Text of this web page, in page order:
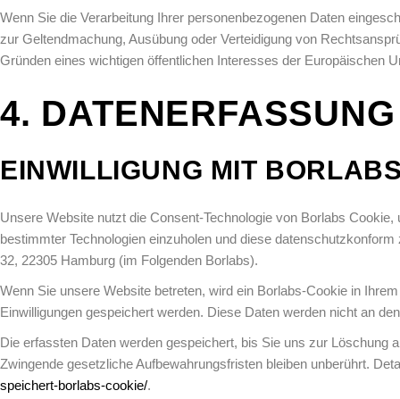
Wenn Sie die Verarbeitung Ihrer personenbezogenen Daten
zur Geltendmachung, Ausübung oder Verteidigung von
Gründen eines wichtigen öffentlichen Interesses der Europäischen
4.
EINWILLIGUNG MIT
Unsere Website nutzt die Consent-Technologie von Borlabs
bestimmter Technologien einzuholen und diese
32, 22305 Hamburg (im Folgenden Borlabs).
Wenn Sie unsere Website betreten, wird ein Borlabs-Cookie in
Einwilligungen gespeichert werden. Diese Daten werden nicht an
Die erfassten Daten werden gespeichert, bis Sie uns zur Löschung
Zwingende gesetzliche Aufbewahrungsfristen bleiben unberührt.
speichert-borlabs-cookie/.